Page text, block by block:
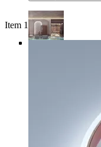
Item 1 of 4